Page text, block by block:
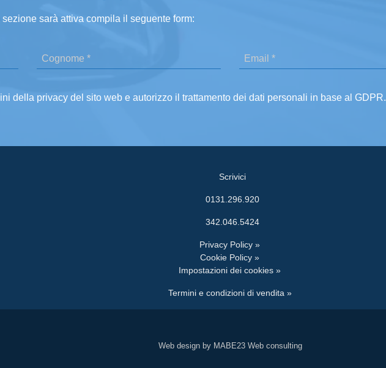
sarà attiva compila il seguente form:
della privacy del sito web e autorizzo il trattamento dei dati personali in base al GDPR.
Scrivici
0131.296.920
342.046.5424
Privacy Policy »
Cookie Policy »
Impostazioni dei cookies »
Termini e condizioni di vendita »
Web design by MABE23 Web consulting